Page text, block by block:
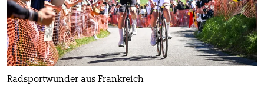
Radsportwunder aus Frankreich